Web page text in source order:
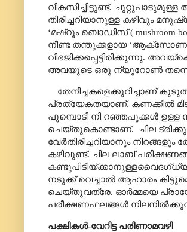
വികസിച്ചിട്ടുണ്ട്.
തിരിച്ചറിയാനുള്ള കഴിവും
‘മഷ്റൂം ബൊഡീസ് ( mushroom
നീണ്ട തന്തുക്കളായ ‘
വിഭജിക്കപ്പെട്ടിരിക്കുന്നു.
അവയുടെ ഒരു ന്യൂറോൺ
തേനീച്ചകളെക്കുറിച്ചാണ്
പ്രത്യേകതയാണ്. കണക്കിൽ
പൂമ്പൊടി നി റഞ്ഞപൂക്കൾ ഉള്ള
ചെയ്തുകൊണ്ടാണ്.
ചില
വേർതിരിച്ചറിയാനും
കഴിവുണ്ട്. ചില ലാബ്
നടുക്ക് വെച്ചാൽ ആഹാരം
ചെയ്തുവത്രേ. ഓർമ്മയെ
പരീക്ഷണഫലങ്ങൾ
പക്ഷികൾ-വേറിട്ട പരിണാമവഴി